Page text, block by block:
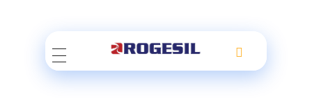
Rogesil